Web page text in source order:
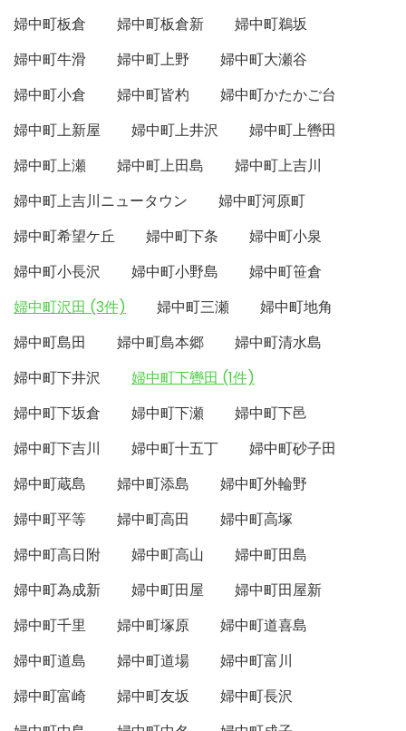
婦中町板倉
婦中町板倉新
婦中町鵜坂
婦中町牛滑
婦中町上野
婦中町大瀬谷
婦中町小倉
婦中町皆杓
婦中町かたかご台
婦中町上新屋
婦中町上井沢
婦中町上轡田
婦中町上瀬
婦中町上田島
婦中町上吉川
婦中町上吉川ニュータウン
婦中町河原町
婦中町希望ケ丘
婦中町下条
婦中町小泉
婦中町小長沢
婦中町小野島
婦中町笹倉
婦中町沢田 (3件)
婦中町三瀬
婦中町地角
婦中町島田
婦中町島本郷
婦中町清水島
婦中町下井沢
婦中町下轡田 (1件)
婦中町下坂倉
婦中町下瀬
婦中町下邑
婦中町下吉川
婦中町十五丁
婦中町砂子田
婦中町蔵島
婦中町添島
婦中町外輪野
婦中町平等
婦中町高田
婦中町高塚
婦中町高日附
婦中町高山
婦中町田島
婦中町為成新
婦中町田屋
婦中町田屋新
婦中町千里
婦中町塚原
婦中町道喜島
婦中町道島
婦中町道場
婦中町富川
婦中町富崎
婦中町友坂
婦中町長沢